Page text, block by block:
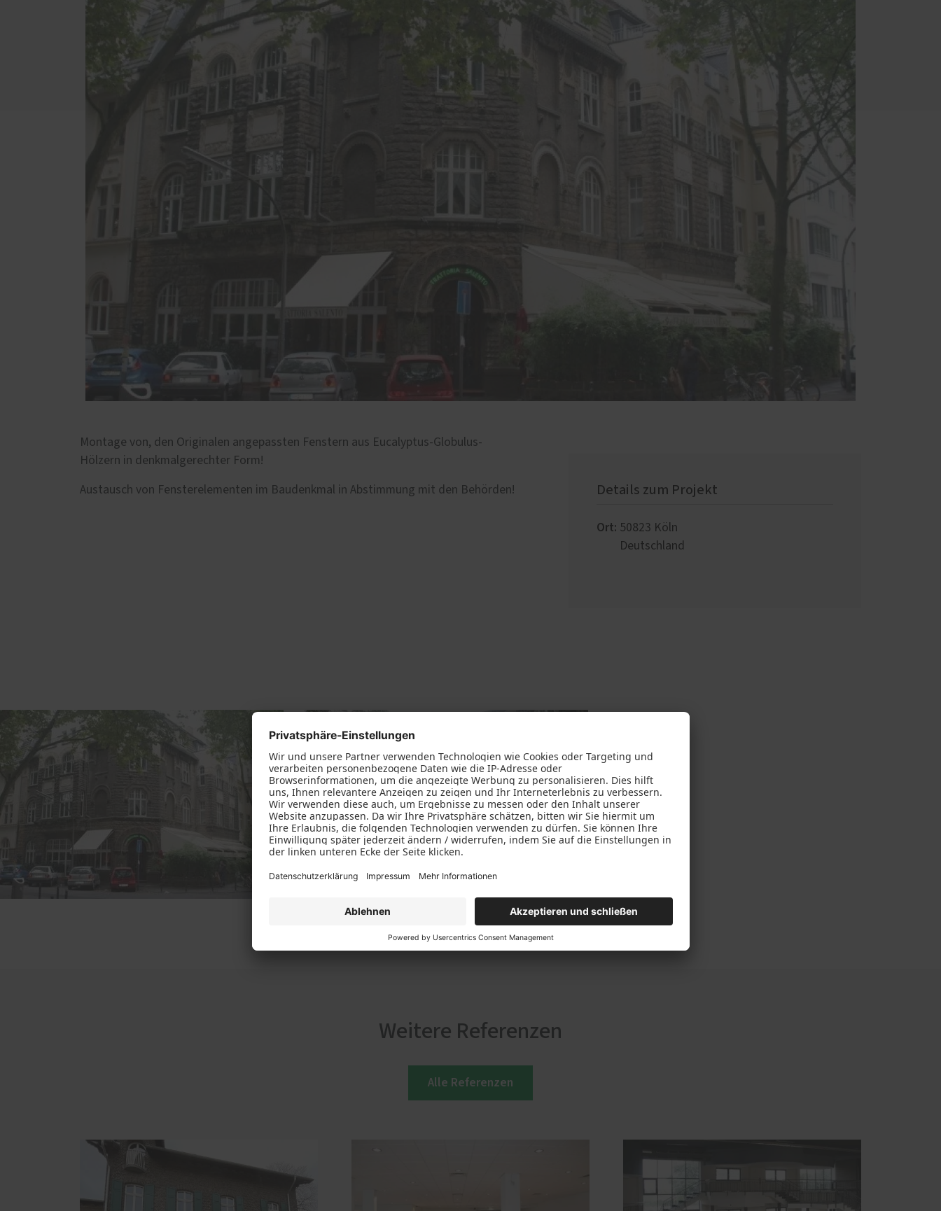
Weitere Leistungen
Treppen
Infrarotkabinen und Saunen
Service
Förderung für Fenster und
Haustüren
Montage von, den Originalen angepassten Fenstern aus Eucalyptus-Globulus-
Hölzern in denkmalgerechter Form!
Austausch von Fensterelementen im Baudenkmal in Abstimmung mit den Behörden! Details zum Projekt
Ort: 50823 Köln
Deutschland
Weitere Referenzen
Alle Referenzen